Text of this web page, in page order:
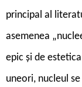
principal al
asemenea
epic și de
uneori, nucleul